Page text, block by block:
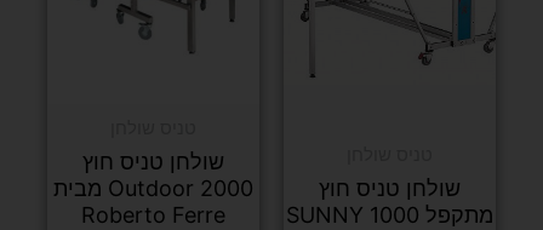
שולחן טניס חוץ
מתקפל SUNNY 1000
שולחן טניס חוץ
Outdoor 2000 מבית
Roberto Ferre